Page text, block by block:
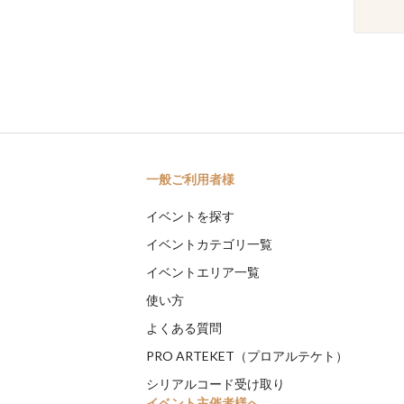
一般ご利用者様
イベントを探す
イベントカテゴリ一覧
イベントエリア一覧
使い方
よくある質問
PRO ARTEKET（プロアルテケト）
シリアルコード受け取り